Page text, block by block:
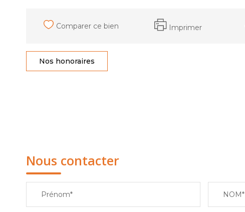
Comparer ce bien Imprimer
Nos honoraires
Nous contacter
Prénom* NOM*